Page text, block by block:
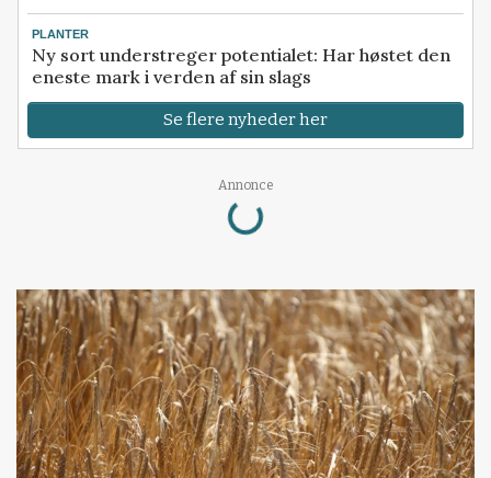
PLANTER
Ny sort understreger potentialet: Har høstet den
eneste mark i verden af sin slags
Se flere nyheder her
Annonce
Loading...